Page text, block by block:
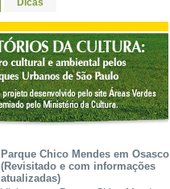
Dicas
Parque Chico Mendes em Osasco
(Revisitado e com informações
atualizadas)